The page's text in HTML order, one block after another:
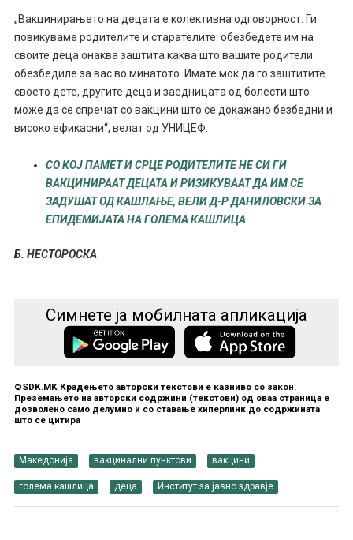
„Вакцинирањето на децата е колективна одговорност. Ги
повикуваме родителите и старателите: обезбедете им на
своите деца онаква заштита каква што вашите родители
обезбедиле за вас во минатото. Имате моќ да го заштитите
своето дете, другите деца и заедницата од болести што
може да се спречат со вакцини што се докажано безбедни и
високо ефикасни“, велат од УНИЦЕФ.
СО КОЈ ПАМЕТ И СРЦЕ РОДИТЕЛИТЕ НЕ СИ ГИ
ВАКЦИНИРААТ ДЕЦАТА И РИЗИКУВААТ ДА ИМ СЕ
ЗАДУШАТ ОД КАШЛАЊЕ, ВЕЛИ Д-Р ДАНИЛОВСКИ ЗА
ЕПИДЕМИЈАТА НА ГОЛЕМА КАШЛИЦА
Б. НЕСТОРОСКА
Симнете ја мобилната апликација
©SDK.MK Крадењето авторски текстови е казниво со закон.
Преземањето на авторски содржини (текстови) од оваа страница е
дозволено само делумно и со ставање хиперлинк до содржината
што се цитира
Македонија вакцинални пунктови вакцини
голема кашлица деца Институт за јавно здравје